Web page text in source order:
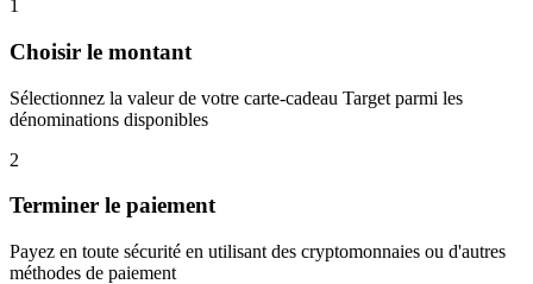
1
Choisir le montant
Sélectionnez la valeur de votre carte-cadeau Target parmi les
dénominations disponibles
2
Terminer le paiement
Payez en toute sécurité en utilisant des cryptomonnaies ou d'autres
méthodes de paiement